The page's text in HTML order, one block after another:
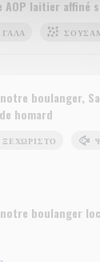
AOP laitier affiné
ΓΆΛΑ
boulanger,
homard
ΞΕΧΩΡΙΣΤΌ
boulanger